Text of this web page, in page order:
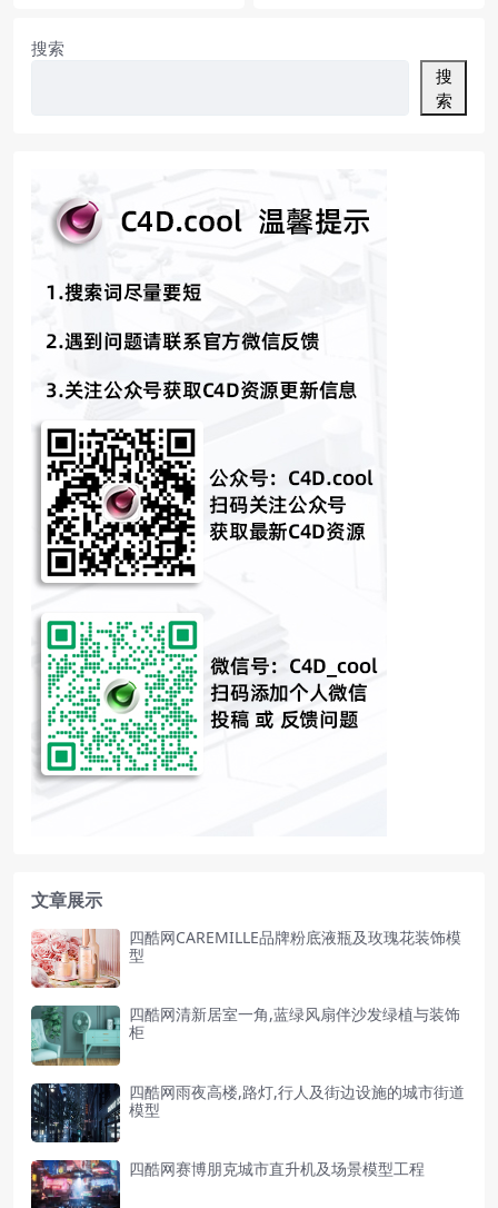
教程
搜索
搜
索
文章展示
四酷网CAREMILLE品牌粉底液瓶及玫瑰花装饰模
型
四酷网清新居室一角,蓝绿风扇伴沙发绿植与装饰
柜
四酷网雨夜高楼,路灯,行人及街边设施的城市街道
模型
四酷网赛博朋克城市直升机及场景模型工程